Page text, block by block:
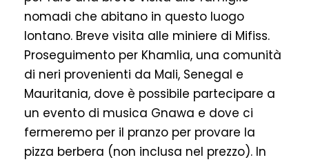
nomadi che abitano in questo luogo
lontano. Breve visita alle miniere di Mifiss.
Proseguimento per Khamlia, una comunità
di neri provenienti da Mali, Senegal e
Mauritania, dove è possibile partecipare a
un evento di musica Gnawa e dove ci
fermeremo per il pranzo per provare la
pizza berbera (non inclusa nel prezzo). In